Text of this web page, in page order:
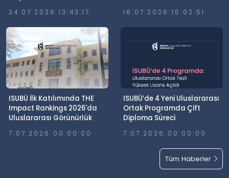
24.07.2026 13:43:17 16.07.2026 15:02:51
ISUBÜ İlk Katılımında THE
Impact Rankings 2026'da
Uluslararası Görünürlük
7.07.2026 00:00:00
ISUBÜ’de 4 Yeni Uluslararası
Ortak Programda Çift
Diploma Süreci
7.07.2026 00:00:00
Tüm Haberler